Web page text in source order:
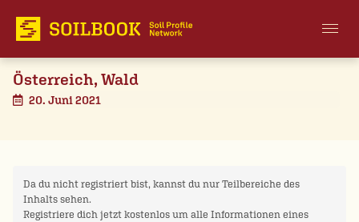
Österreich, Wald
20. Juni 2021
Da du nicht registriert bist, kannst du nur Teilbereiche des
Inhalts sehen.
Registriere dich jetzt kostenlos um alle Informationen eines